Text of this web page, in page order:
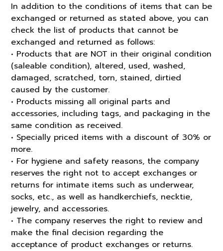
In addition to the conditions of items that can be
exchanged or returned as stated above, you can
check the list of products that cannot be
exchanged and returned as follows:
• Products that are NOT in their original condition
(saleable condition), altered, used, washed,
damaged, scratched, torn, stained, dirtied
caused by the customer.
• Products missing all original parts and
accessories, including tags, and packaging in the
same condition as received.
• Specially priced items with a discount of 30% or
more.
• For hygiene and safety reasons, the company
reserves the right not to accept exchanges or
returns for intimate items such as underwear,
socks, etc., as well as handkerchiefs, necktie,
jewelry, and accessories.
• The company reserves the right to review and
make the final decision regarding the
acceptance of product exchanges or returns.